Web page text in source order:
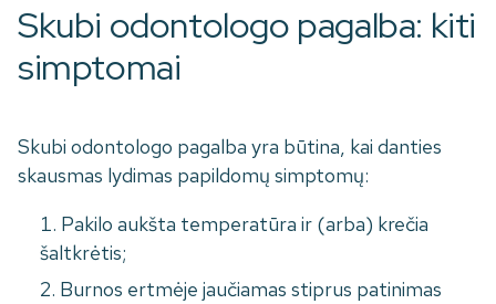
Skubi odontologo pagalba: kiti
simptomai
Skubi odontologo pagalba yra būtina, kai danties
skausmas lydimas papildomų simptomų:
Pakilo aukšta temperatūra ir (arba) krečia
šaltkrėtis;
Burnos ertmėje jaučiamas stiprus patinimas